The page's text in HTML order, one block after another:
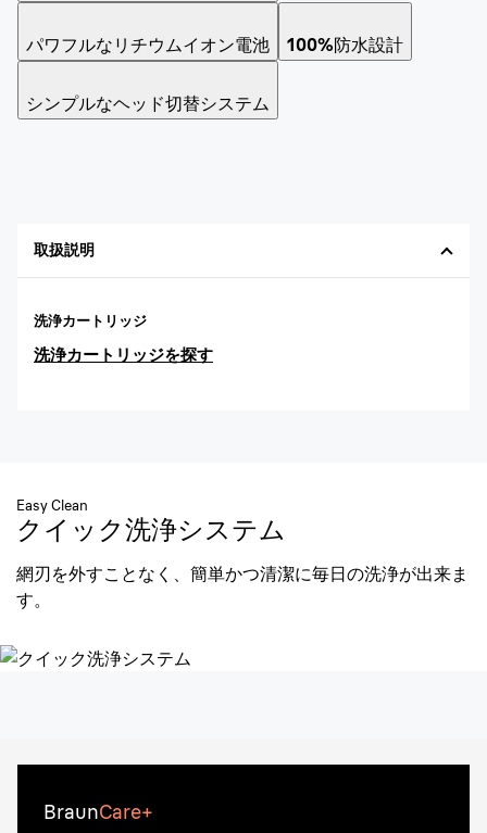
パワフルなリチウムイオン電池 100%防水設計
シンプルなヘッド切替システム
取扱説明
洗浄カートリッジ
洗浄カートリッジを探す
Easy Clean
クイック洗浄システム
網刃を外すことなく、簡単かつ清潔に毎日の洗浄が出来ま
す。
BraunCare+